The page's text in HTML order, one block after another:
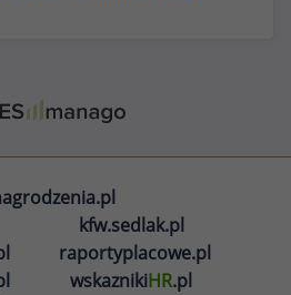
kfw.sedlak.pl
raportyplacowe.pl
wskaznikiHR.pl